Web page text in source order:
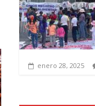
enero 28, 2025